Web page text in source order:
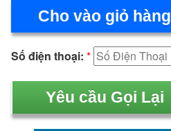
Cho vào giỏ hàng
Số điện thoại: *